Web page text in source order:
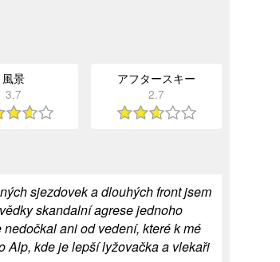
風景
3.7
アフタースキー
2.7
sjezdovek a dlouhých front jsem
skandalní agrese jednoho
ani od vedení, které k mé
Alp, kde je lepší lyžovačka a vlekaři